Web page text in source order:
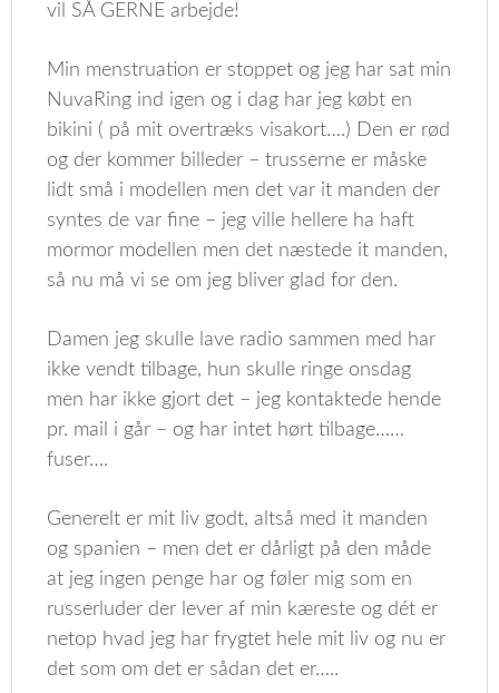
vil SÅ GERNE arbejde!
Min menstruation er stoppet og jeg har sat min
NuvaRing ind igen og i dag har jeg købt en
bikini ( på mit overtræks visakort….) Den er rød
og der kommer billeder – trusserne er måske
lidt små i modellen men det var it manden der
syntes de var fine – jeg ville hellere ha haft
mormor modellen men det næstede it manden,
så nu må vi se om jeg bliver glad for den.
Damen jeg skulle lave radio sammen med har
ikke vendt tilbage, hun skulle ringe onsdag
men har ikke gjort det – jeg kontaktede hende
pr. mail i går – og har intet hørt tilbage……
fuser….
Generelt er mit liv godt, altså med it manden
og spanien – men det er dårligt på den måde
at jeg ingen penge har og føler mig som en
russerluder der lever af min kæreste og dét er
netop hvad jeg har frygtet hele mit liv og nu er
det som om det er sådan det er…..